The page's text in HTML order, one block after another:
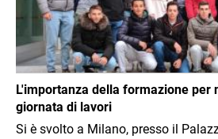
L'importanza della formazione per
giornata di lavori
Si è svolto a Milano, presso il